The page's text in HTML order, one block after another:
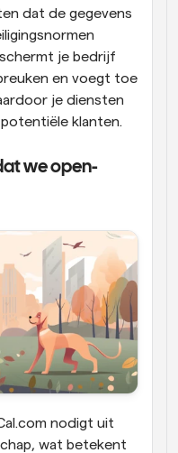
dat de gegevens
je bedrijf
en voegt toe
je diensten
klanten.
we open-
nodigt uit
wat betekent